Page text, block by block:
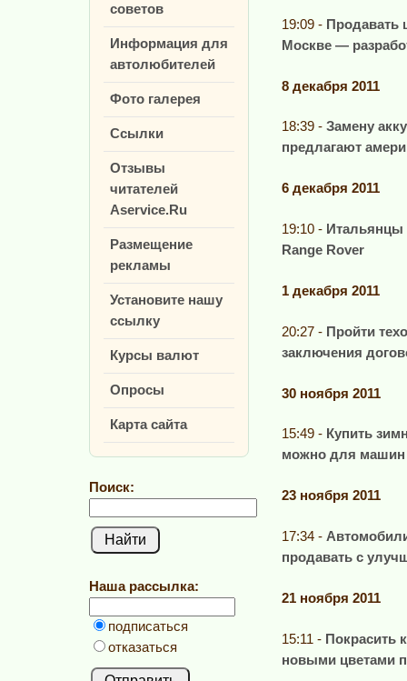
советов
Информация для
автолюбителей
Фото галерея
Ссылки
Отзывы
читателей
Aservice.Ru
Размещение
рекламы
Установите нашу
ссылку
Курсы валют
Опросы
Карта сайта
Поиск:
Наша рассылка:
подписаться
отказаться
19:09 - Продавать
Москве —
8 декабря 2011
18:39 - Замену
предлагают
6 декабря 2011
19:10 - Итальянцы
Range Rover
1 декабря 2011
20:27 - Пройти
заключения
30 ноября 2011
15:49 - Купить
можно для машин
23 ноября 2011
17:34 -
продавать с
21 ноября 2011
15:11 - Покрасить
новыми цветами